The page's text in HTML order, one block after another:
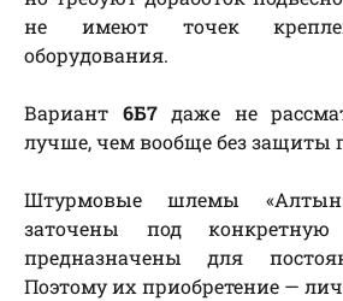
не имеют точек
оборудования.
Вариант 6Б7даже не
лучше, чем вообще без защиты
Штурмовые шлемы
заточены под
предназначены для
Поэтому их приобретение —